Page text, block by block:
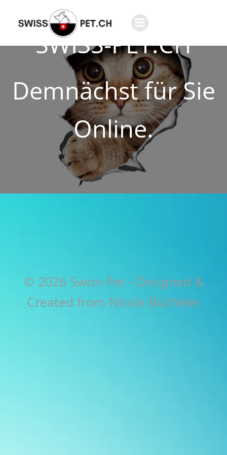
SWISS-PET.CH
Demnächst für Sie
Online.
© 2026 Swiss-Pet - Designed &
Created from Nicole Bücheler